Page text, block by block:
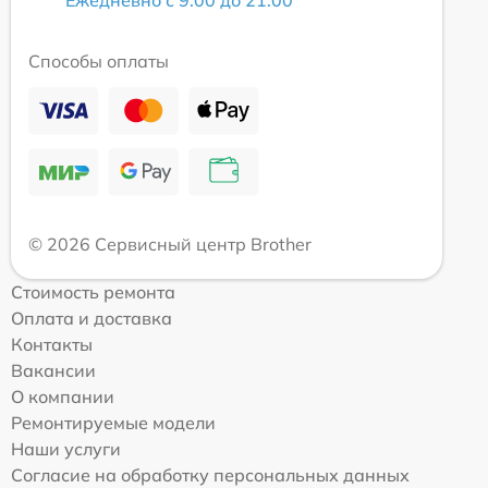
Способы оплаты
© 2026 Сервисный центр Brother
Стоимость ремонта
Оплата и доставка
Контакты
Вакансии
О компании
Ремонтируемые модели
Наши услуги
Согласие на обработку персональных данных